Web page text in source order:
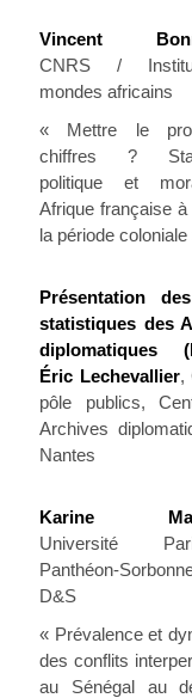
Vincent
CNRS /
mondes africains
« Mettre le
chiffres ?
politique et
Afrique française à
la période coloniale
Présentation
statistiques des
diplomatiques
Éric Lechevallier,
pôle publics,
Archives
Nantes
Karine
Université
Panthéon-
D&S
« Prévalence et
des conflits
au Sénégal au